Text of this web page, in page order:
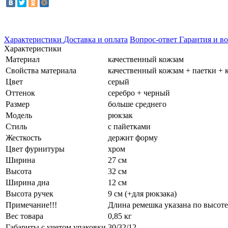
Характеристики Доставка и оплата Вопрос-ответ Гарантия и
Характеристики
Материал
качественный кожзам
Свойства материала
качественный кожзам + паетки +
Цвет
серый
Оттенок
серебро + черный
Размер
больше среднего
Модель
рюкзак
Стиль
с пайетками
Жесткость
держит форму
Цвет фурнитуры
хром
Ширина
27 см
Высота
32 см
Ширина дна
12 см
Высота ручек
9 см (+для рюкзака)
Примечание!!!
Длина ремешка указана по
Вес товара
0,85 кг